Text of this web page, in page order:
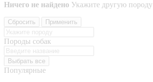
Ничего не найдено Укажите другую породу
Сбросить Применить
Породы собак
Выбрать все
Популярные